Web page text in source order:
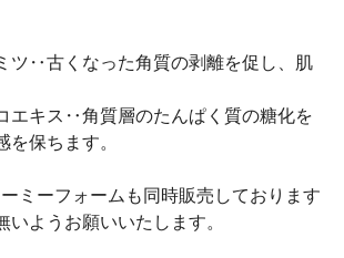
ツ‥古くなった角質の剥離を促し、肌
エキス‥角質層のたんぱく質の糖化を
を保ちます。
ミーフォームも同時販売しております
いようお願いいたします。